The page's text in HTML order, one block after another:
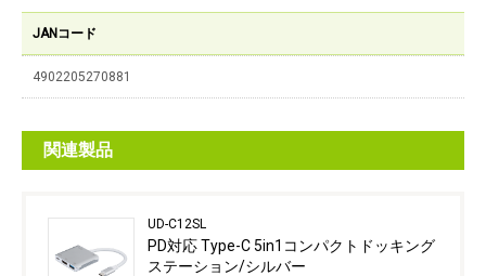
JANコード
4902205270881
関連製品
UD-C12SL
PD対応 Type-C 5in1コンパクトドッキング
ステーション/シルバー